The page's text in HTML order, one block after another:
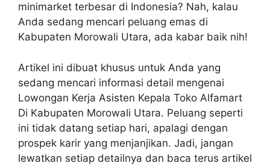
minimarket terbesar di Indonesia? Nah, kalau
Anda sedang mencari peluang emas di
Kabupaten Morowali Utara, ada kabar baik nih!
Artikel ini dibuat khusus untuk Anda yang
sedang mencari informasi detail mengenai
Lowongan Kerja Asisten Kepala Toko Alfamart
Di Kabupaten Morowali Utara. Peluang seperti
ini tidak datang setiap hari, apalagi dengan
prospek karir yang menjanjikan. Jadi, jangan
lewatkan setiap detailnya dan baca terus artikel